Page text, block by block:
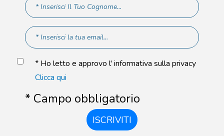
* Ho letto e approvo l' informativa sulla privacy
Clicca qui
* Campo obbligatorio
ISCRIVITI